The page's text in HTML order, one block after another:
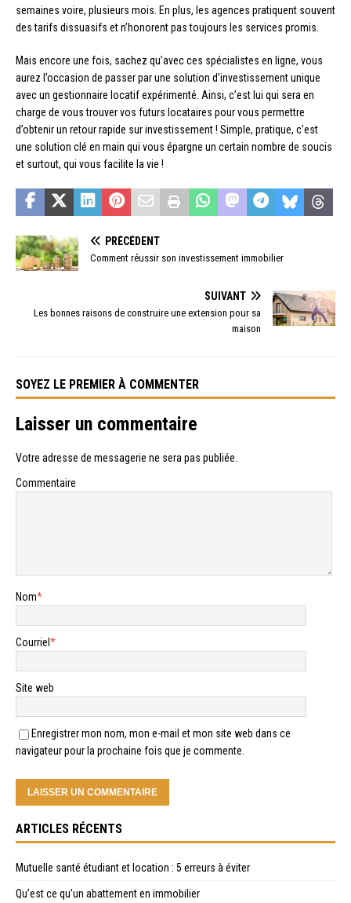
semaines voire, plusieurs mois. En plus, les agences pratiquent souvent
des tarifs dissuasifs et n’honorent pas toujours les services promis.
Mais encore une fois, sachez qu’avec ces spécialistes en ligne, vous
aurez l’occasion de passer par une solution d’investissement unique
avec un gestionnaire locatif expérimenté. Ainsi, c’est lui qui sera en
charge de vous trouver vos futurs locataires pour vous permettre
d’obtenir un retour rapide sur investissement ! Simple, pratique, c’est
une solution clé en main qui vous épargne un certain nombre de soucis
et surtout, qui vous facilite la vie !
PRÉCÉDENT
Comment réussir son investissement immobilier
SUIVANT
Les bonnes raisons de construire une extension pour sa
maison
SOYEZ LE PREMIER À COMMENTER
Laisser un commentaire
Votre adresse de messagerie ne sera pas publiée.
Commentaire
Nom*
Courriel *
Site web
Enregistrer mon nom, mon e-mail et mon site web dans ce
navigateur pour la prochaine fois que je commente.
ARTICLES RÉCENTS
Mutuelle santé étudiant et location : 5 erreurs à éviter
Qu’est ce qu’un abattement en immobilier